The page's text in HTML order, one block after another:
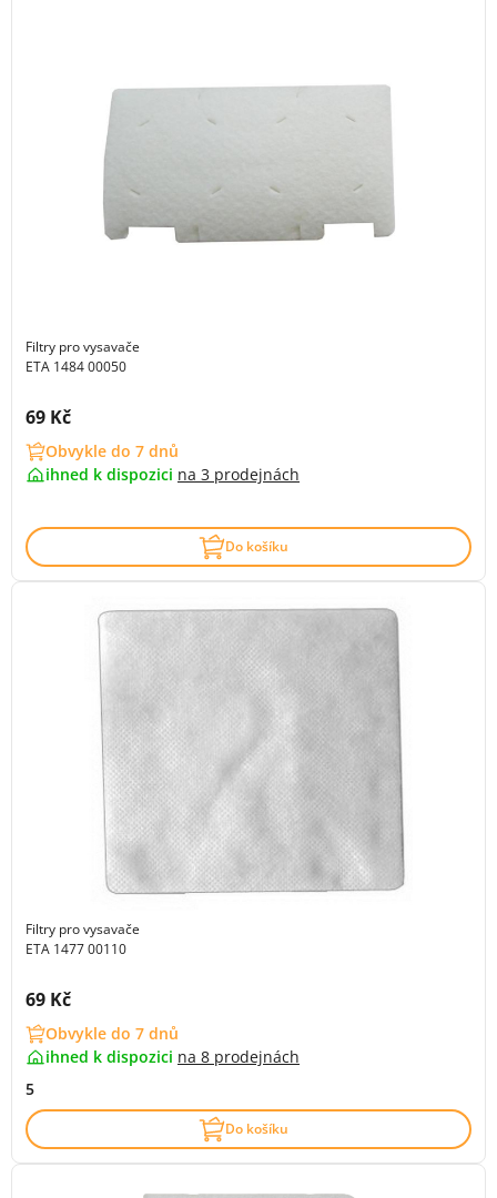
Filtry pro vysavače
ETA 1484 00050
Cena s DPH:
69 Kč
Obvykle do 7 dnů
ihned k dispozici na 3 prodejnách
Do košíku
Filtry pro vysavače
ETA 1477 00110
Cena s DPH:
69 Kč
Obvykle do 7 dnů
ihned k dispozici na 8 prodejnách
5
Do košíku